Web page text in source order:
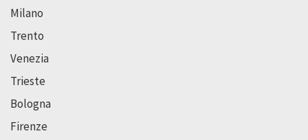
Milano
Trento
Venezia
Trieste
Bologna
Firenze